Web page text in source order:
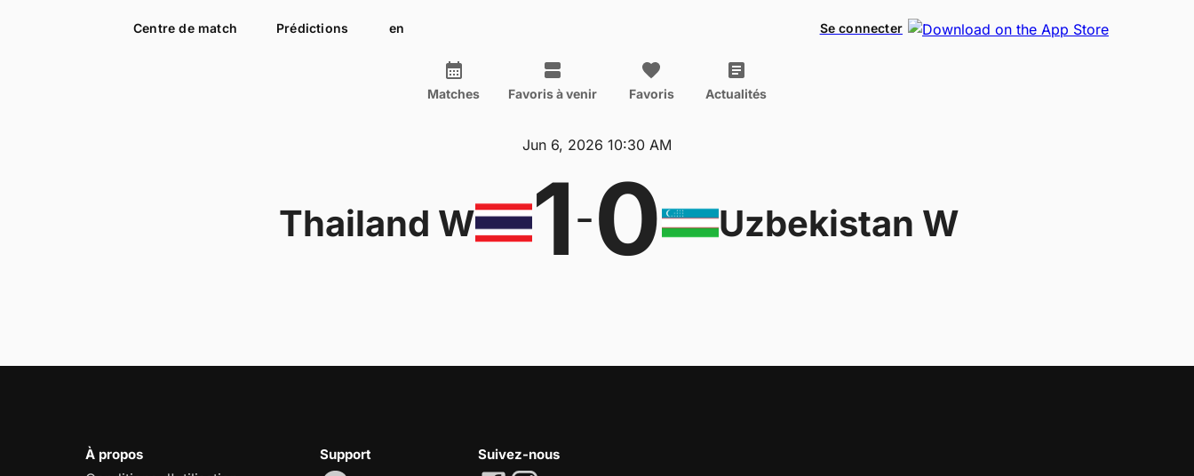
Centre de match Prédictions en Se connecter
Matches Favoris à venir Favoris Actualités
Jun 6, 2026 10:30 AM
Thailand W 1-0 Uzbekistan W
À propos Support Suivez-nous